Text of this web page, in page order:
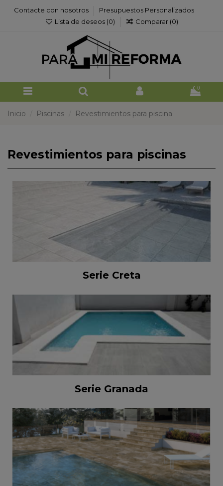
Contacte con nosotros
Presupuestos Personalizados
Lista de deseos (0) Comparar (0)
0
Inicio Piscinas Revestimientos para piscina
Revestimientos para piscinas
Serie Creta
Serie Granada